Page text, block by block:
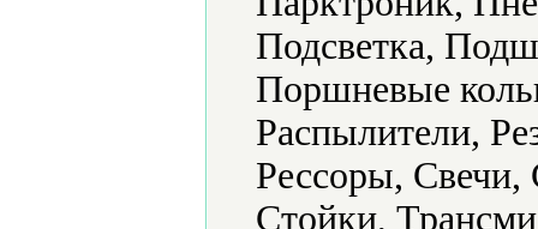
Подсветка,
Поршневые
Распылители,
Рессоры, Свечи,
Стойки,